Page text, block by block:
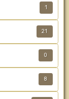
1
21
0
8